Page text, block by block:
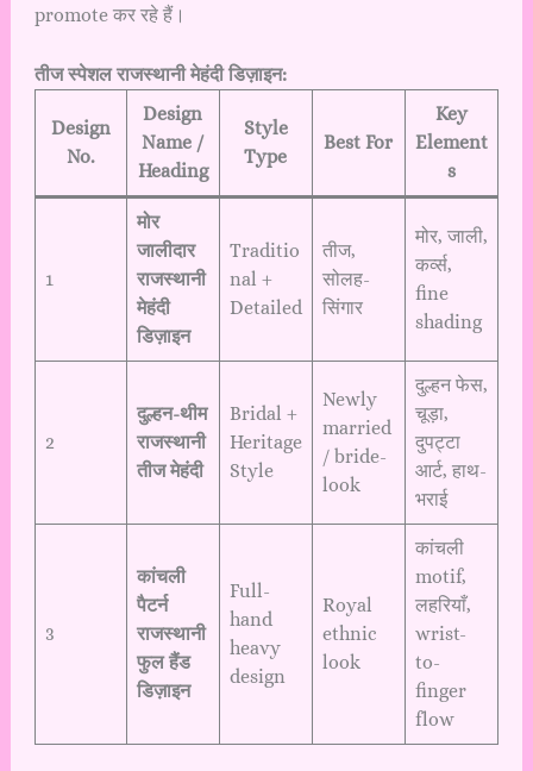
promote कर रहे हैं।
तीज स्पेशल राजस्थानी मेहंदी डिज़ाइन:
Design
No.
Design
Name /
Heading
Style
Type
Best For
Key
Element
s
1
मोर
जालीदार
राजस्थानी
मेहंदी
डिज़ाइन
Traditio
nal +
Detailed
तीज,
सोलह-
सिंगार
मोर, जाली,
कर्व्स,
fine
shading
2
दुल्हन-थीम
राजस्थानी
तीज मेहंदी
Bridal +
Heritage
Style
Newly
married
/ bride-
look
दुल्हन फेस,
चूड़ा,
दुपट्टा
आर्ट, हाथ-
भराई
3
कांचली
पैटर्न
राजस्थानी
फुल हैंड
डिज़ाइन
Full-
hand
heavy
design
Royal
ethnic
look
कांचली
motif,
लहरियाँ,
wrist-
to-
finger
flow